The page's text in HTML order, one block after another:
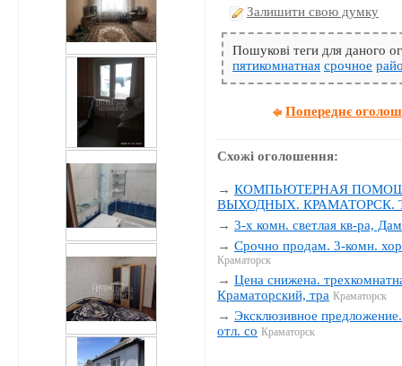
Залишити свою думку
Пошукові теги для даного
пятикомнатная срочное
Попереднє
Схожі оголошення:
→КОМПЬЮТЕРНАЯ
ВЫХОДНЫХ. КРАМАТОРСК.
→3-х комн. светлая кв-ра,
→Срочно продам. 3-комн.
Краматорск
→Цена снижена.
Краматорский, тра Краматорск
→Эксклюзивное
отл. со Краматорск